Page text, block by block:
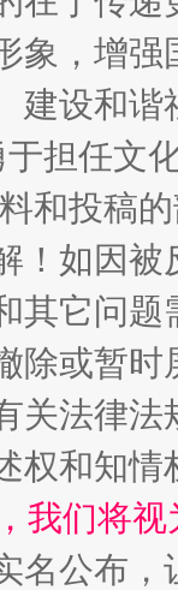
如何以
象，增
建设和
担任文
和投稿
！如因
其它问题
除或暂
关法律
权和知情
我们将
名公布